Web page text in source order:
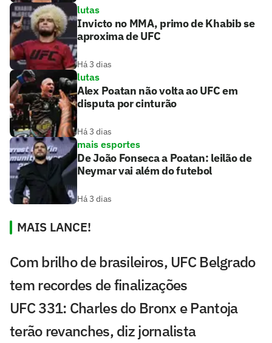
lutas
Invicto no MMA, primo de Khabib se
aproxima de UFC
Há 3 dias
lutas
Alex Poatan não volta ao UFC em
disputa por cinturão
Há 3 dias
mais esportes
De João Fonseca a Poatan: leilão de
Neymar vai além do futebol
Há 3 dias
MAIS LANCE!
Com brilho de brasileiros, UFC Belgrado
tem recordes de finalizações
UFC 331: Charles do Bronx e Pantoja
terão revanches, diz jornalista